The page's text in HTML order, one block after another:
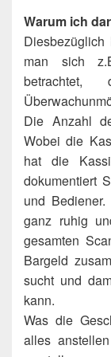
Warum ich
man sich
Die Anzahl
Wobei die
hat die
dokumentiert
und
ganz ruhig
gesamten
Bargeld
sucht und
kann.
Was die
alles